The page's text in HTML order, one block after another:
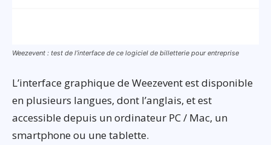
Weezevent : test de l’interface de ce logiciel de billetterie pour entreprise
L’interface graphique de Weezevent est disponible
en plusieurs langues, dont l’anglais, et est
accessible depuis un ordinateur PC / Mac, un
smartphone ou une tablette.